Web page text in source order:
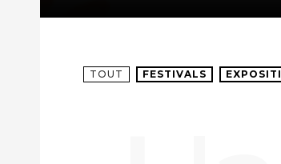
TOUT FESTIVALS